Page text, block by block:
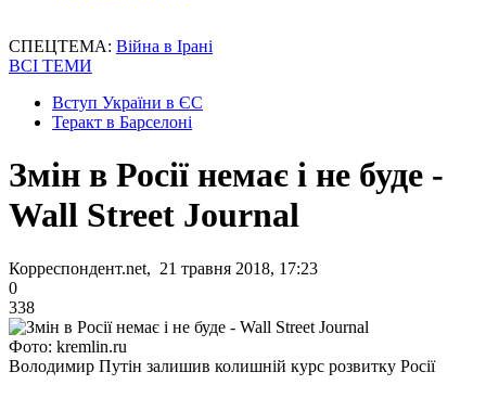
СПЕЦТЕМА: Війна в Ірані
ВСІ ТЕМИ
Вступ України в ЄС
Теракт в Барселоні
Змін в Росії немає і не буде -
Wall Street Journal
Корреспондент.net, 21 травня 2018, 17:23
0
338
Фото: kremlin.ru
Володимир Путін залишив колишній курс розвитку Росії